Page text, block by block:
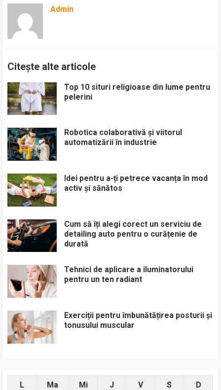
Admin
Citește alte articole
Top 10 situri religioase din lume pentru
pelerini
Robotica colaborativă și viitorul
automatizării în industrie
Idei pentru a-ți petrece vacanța în mod
activ și sănătos
Cum să îți alegi corect un serviciu de
detailing auto pentru o curățenie de
durată
Tehnici de aplicare a iluminatorului
pentru un ten radiant
Exerciții pentru îmbunătățirea posturii și
tonusului muscular
L Ma Mi J V S D